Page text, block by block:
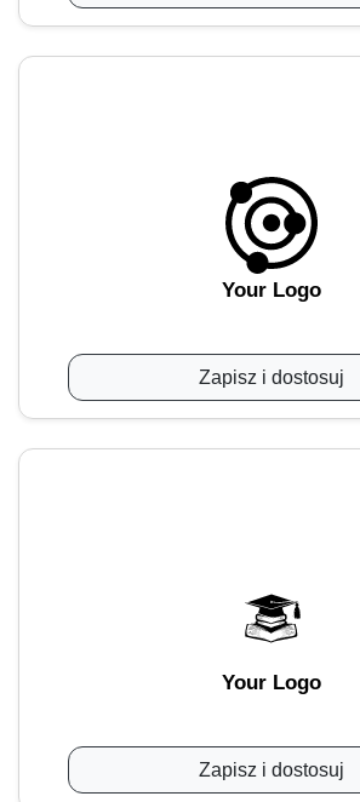
Your Logo
Zapisz i dostosuj
Your Logo
Zapisz i dostosuj